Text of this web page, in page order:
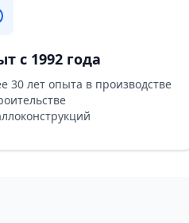
с 1992 года
30 лет опыта в производстве